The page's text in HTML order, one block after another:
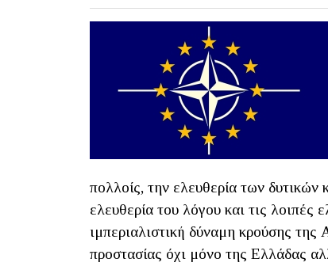
πολλοίς, την ελευθερία των δυτικών
ελευθερία του λόγου και τις λοιπές
ιμπεριαλιστική δύναμη κρούσης
προστασίας όχι μόνο της Ελλάδας